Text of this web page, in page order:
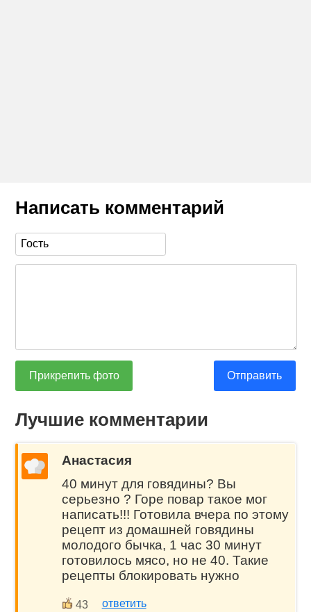
Написать комментарий
Прикрепить фото Отправить
Лучшие комментарии
Анастасия
40 минут для говядины? Вы
серьезно ? Горе повар такое мог
написать!!! Готовила вчера по этому
рецепт из домашней говядины
молодого бычка, 1 час 30 минут
готовилось мясо, но не 40. Такие
рецепты блокировать нужно
43 ответить